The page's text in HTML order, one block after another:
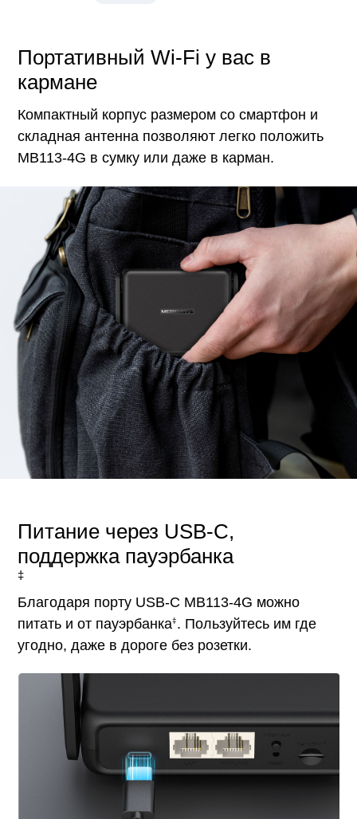
Портативный Wi-Fi у вас в
кармане
Компактный корпус размером со смартфон и
складная антенна позволяют легко положить
MB113-4G в сумку или даже в карман.
Питание через USB-C,
поддержка пауэрбанка
‡
Благодаря порту USB-C MB113-4G можно
питать и от пауэрбанка‡. Пользуйтесь им где
угодно, даже в дороге без розетки.